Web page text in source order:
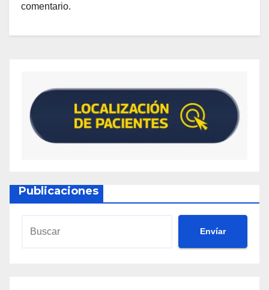
comentario.
Publicaciones
Envíar